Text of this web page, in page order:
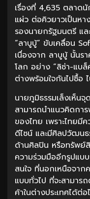
เรื่องที่ 4,635 ตลาด
แผ่ว ต่อคิวยาวเป็นห
รองนายกรัฐมนตรี แ
“ลาบูบู้” ขับเคลื่อน
เนื่องจาก ลาบูบู้ นั้นร
โลก อย่าง “ลิซ่า-แบ
ต่างพร้อมใจกันไปซื้อ
นายภูมิธรรมเล็งเห็น
สามารถนำแนวคิดก
ของไทย เพราะไทยมี
ดีไซน์ และมีศิลปวัฒน
ด้านศิลปิน หรือทรัพย์
ความร่วมมืออีกรูปแบ
สนใจ ที่นอกเหนือจาก
แบบทั่วไป ที่จะสามาร
ค้าในต่างประเทศได้ต่